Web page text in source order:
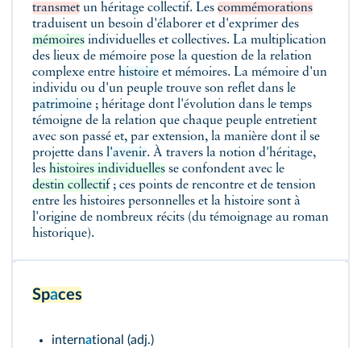
transmet un héritage collectif. Les commémorations
traduisent un besoin d'élaborer et d'exprimer des
mémoires individuelles et collectives. La multiplication
des lieux de mémoire pose la question de la relation
complexe entre histoire et mémoires. La mémoire d'un
individu ou d'un peuple trouve son reflet dans le
patrimoine ; héritage dont l'évolution dans le temps
témoigne de la relation que chaque peuple entretient
avec son passé et, par extension, la manière dont il se
projette dans l'avenir. À travers la notion d'héritage,
les histoires individuelles
se confondent avec le
destin collectif ; ces points de rencontre et de tension
entre les histoires personnelles et la histoire sont à
l'origine de nombreux récits (du témoignage au roman
historique).
Spaces
international (adj.)